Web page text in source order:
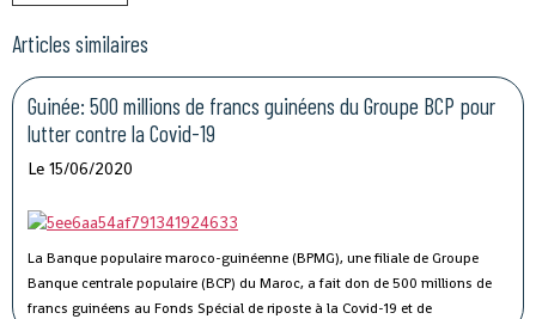
Articles similaires
Guinée: 500 millions de francs guinéens du Groupe BCP pour
lutter contre la Covid-19
Le 15/06/2020
La Banque populaire maroco-guinéenne (BPMG), une filiale de Groupe
Banque centrale populaire (BCP) du Maroc, a fait don de 500 millions de
francs guinéens au Fonds Spécial de riposte à la Covid-19 et de